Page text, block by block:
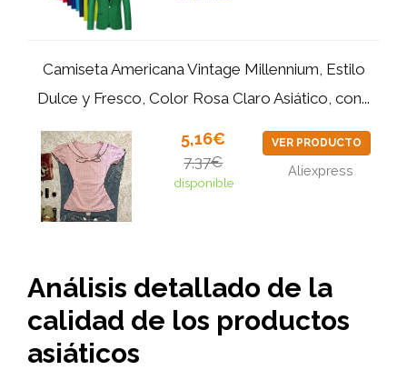
Camiseta Americana Vintage Millennium, Estilo
Dulce y Fresco, Color Rosa Claro Asiático, con...
5,16€
7,37€
disponible
VER PRODUCTO
Aliexpress
Análisis detallado de la
calidad de los productos
asiáticos